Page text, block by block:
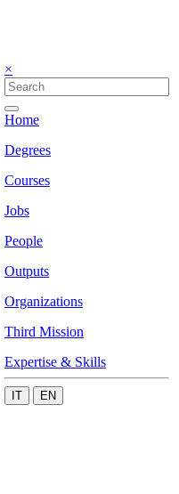
×
Home
Degrees
Courses
Jobs
People
Outputs
Organizations
Third Mission
Expertise & Skills
IT EN